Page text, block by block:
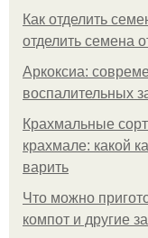
Как отделить
отделить семена
Аркоксиа:
воспалительных
Крахмальные
крахмале: какой
варить
Что можно
компот и другие